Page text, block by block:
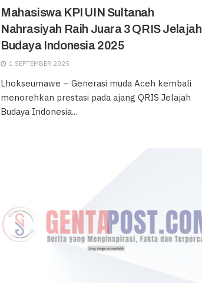
Mahasiswa KPI UIN Sultanah
Nahrasiyah Raih Juara 3 QRIS Jelajah
Budaya Indonesia 2025
1 SEPTEMBER 2025
Lhokseumawe – Generasi muda Aceh kembali
menorehkan prestasi pada ajang QRIS Jelajah
Budaya Indonesia...